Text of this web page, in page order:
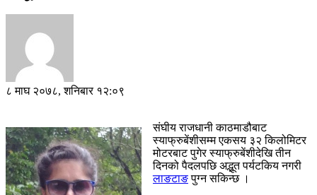
८ माघ २०७८, शनिबार १२:०९
संघीय राजधानी काठमाडौबाट
स्याफ्रुबेंशीसम्म एकसय ३२ किलोमिटर
मोटरबाट पुगेर स्याफ्रुबेंशीदेखि तीन
दिनको पैदलपछि अद्भूत पर्यटकिय नगरी
लाङटाङपुग्न सकिन्छ ।